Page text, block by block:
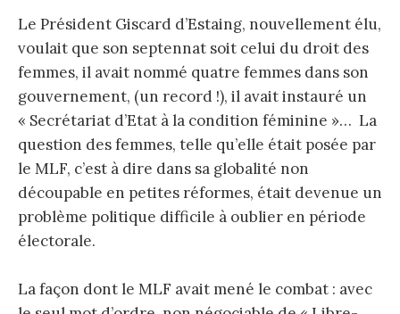
Le Président Giscard d’Estaing, nouvellement élu,
voulait que son septennat soit celui du droit des
femmes, il avait nommé quatre femmes dans son
gouvernement, (un record !), il avait instauré un
« Secrétariat d’Etat à la condition féminine »… La
question des femmes, telle qu’elle était posée par
le MLF, c’est à dire dans sa globalité non
découpable en petites réformes, était devenue un
problème politique difficile à oublier en période
électorale.
La façon dont le MLF avait mené le combat : avec